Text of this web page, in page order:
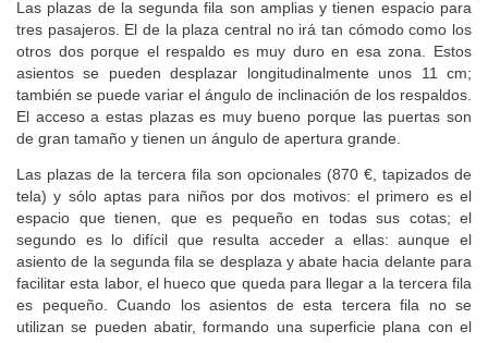
Las plazas de la segunda fila son amplias y tienen espacio para
tres pasajeros. El de la plaza central no irá tan cómodo como los
otros dos porque el respaldo es muy duro en esa zona. Estos
asientos se pueden desplazar longitudinalmente unos 11 cm;
también se puede variar el ángulo de inclinación de los respaldos.
El acceso a estas plazas es muy bueno porque las puertas son
de gran tamaño y tienen un ángulo de apertura grande.
Las plazas de la tercera fila son opcionales (870 €, tapizados de
tela) y sólo aptas para niños por dos motivos: el primero es el
espacio que tienen, que es pequeño en todas sus cotas; el
segundo es lo difícil que resulta acceder a ellas: aunque el
asiento de la segunda fila se desplaza y abate hacia delante para
facilitar esta labor, el hueco que queda para llegar a la tercera fila
es pequeño. Cuando los asientos de esta tercera fila no se
utilizan se pueden abatir, formando una superficie plana con el